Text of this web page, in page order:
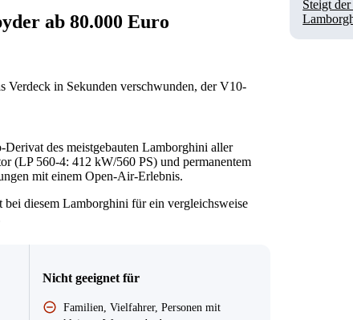
Steigt
ab 80.000 Euro
Verdeck in Sekunden verschwunden, der V10-
des meistgebauten Lamborghini aller
(LP 560-4: 412 kW/560 PS) und permanentem
mit einem Open-Air-Erlebnis.
diesem Lamborghini für ein vergleichsweise
Nicht geeignet für
Familien, Vielfahrer, Personen mit